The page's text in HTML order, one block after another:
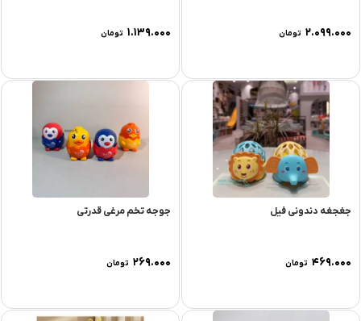
۲.۰۹۹.۰۰۰ تومان ۱.۱۳۹.۰۰۰ تومان
جغجغه دندونی فیل
۴۶۹.۰۰۰ تومان
جوجه تخم مرغی قدرتی
۲۶۹.۰۰۰ تومان